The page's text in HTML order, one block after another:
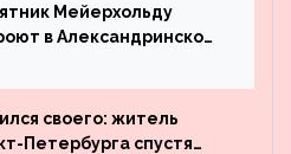
Мейерхольду
в Александринском
своего: житель
Петербурга спустя